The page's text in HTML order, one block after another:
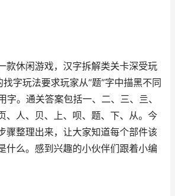
款休闲游戏，汉字拆解类关卡深受玩
字玩法要求玩家从”题”字中描黑不同
字。通关答案包括一、二、三、亖、
、人、贝、上、呗、题、下、从。今
骤整理出来，让大家知道每个部件该
什么。感到兴趣的小伙伴们跟着小编